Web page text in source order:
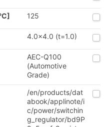
125
4.0x4.0 (t=1.0)
AEC-Q100
(Automotive
Grade)
/en/products/dat
abook/applinote/i
c/power/switchin
g_regulator/bd9P